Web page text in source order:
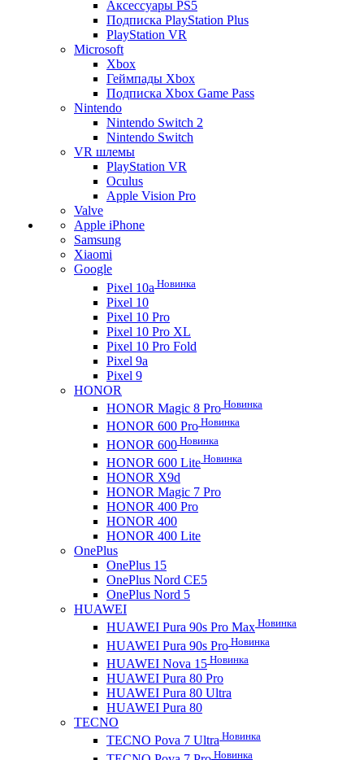
Аксессуары PS5
Подписка PlayStation Plus
PlayStation VR
Microsoft
Xbox
Геймпады Xbox
Подписка Xbox Game Pass
Nintendo
Nintendo Switch 2
Nintendo Switch
VR шлемы
PlayStation VR
Oculus
Apple Vision Pro
Valve
Apple iPhone
Samsung
Xiaomi
Google
Pixel 10a Новинка
Pixel 10
Pixel 10 Pro
Pixel 10 Pro XL
Pixel 10 Pro Fold
Pixel 9a
Pixel 9
HONOR
HONOR Magic 8 Pro Новинка
HONOR 600 Pro Новинка
HONOR 600 Новинка
HONOR 600 Lite Новинка
HONOR X9d
HONOR Magic 7 Pro
HONOR 400 Pro
HONOR 400
HONOR 400 Lite
OnePlus
OnePlus 15
OnePlus Nord CE5
OnePlus Nord 5
HUAWEI
HUAWEI Pura 90s Pro Max Новинка
HUAWEI Pura 90s Pro Новинка
HUAWEI Nova 15 Новинка
HUAWEI Pura 80 Pro
HUAWEI Pura 80 Ultra
HUAWEI Pura 80
TECNO
TECNO Pova 7 Ultra Новинка
Новинка